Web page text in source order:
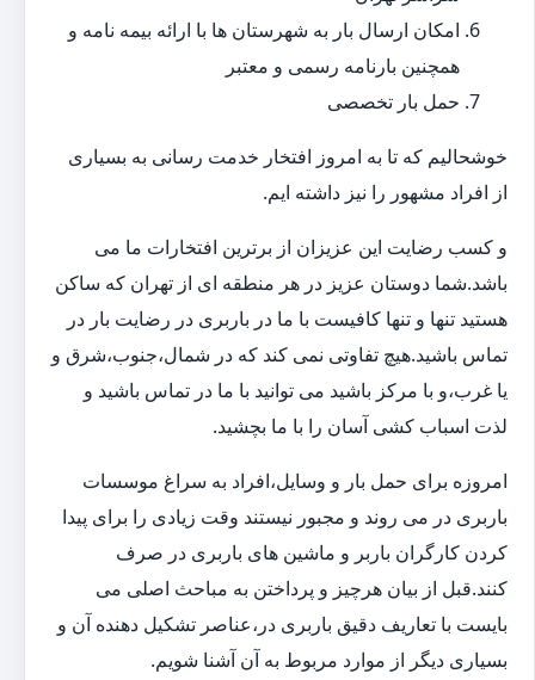
امکان ارسال بار به شهرستان ها با ارائه بیمه نامه و
همچنین بارنامه رسمی و معتبر
حمل بار تخصصی
خوشحالیم که تا به امروز افتخار خدمت رسانی به بسیاری
از افراد مشهور را نیز داشته ایم.
و کسب رضایت این عزیزان از برترین افتخارات ما می
باشد.شما دوستان عزیز در هر منطقه ای از تهران که ساکن
هستید تنها و تنها کافیست با ما در باربری در رضایت بار در
تماس باشید.هیچ تفاوتی نمی کند که در شمال،جنوب،شرق و
یا غرب،و با مرکز باشید می توانید با ما در تماس باشید و
لذت اسباب کشی آسان را با ما بچشید.
امروزه برای حمل بار و وسایل،افراد به سراغ موسسات
باربری در می روند و مجبور نیستند وقت زیادی را برای پیدا
کردن کارگران باربر و ماشین های باربری در صرف
کنند.قبل از بیان هرچیز و پرداختن به مباحث اصلی می
بایست با تعاریف دقیق باربری در،عناصر تشکیل دهنده آن و
بسیاری دیگر از موارد مربوط به آن آشنا شویم.